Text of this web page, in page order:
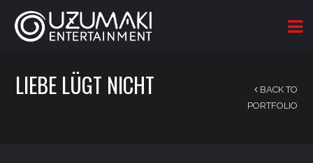
LIEBE LÜGT NICHT
BACK TO
PORTFOLIO